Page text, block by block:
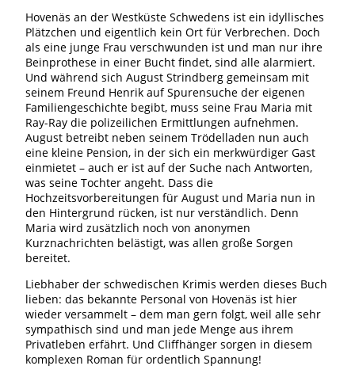
Hovenäs an der Westküste Schwedens ist ein idyllisches
Plätzchen und eigentlich kein Ort für Verbrechen. Doch
als eine junge Frau verschwunden ist und man nur ihre
Beinprothese in einer Bucht findet, sind alle alarmiert.
Und während sich August Strindberg gemeinsam mit
seinem Freund Henrik auf Spurensuche der eigenen
Familiengeschichte begibt, muss seine Frau Maria mit
Ray-Ray die polizeilichen Ermittlungen aufnehmen.
August betreibt neben seinem Trödelladen nun auch
eine kleine Pension, in der sich ein merkwürdiger Gast
einmietet – auch er ist auf der Suche nach Antworten,
was seine Tochter angeht. Dass die
Hochzeitsvorbereitungen für August und Maria nun in
den Hintergrund rücken, ist nur verständlich. Denn
Maria wird zusätzlich noch von anonymen
Kurznachrichten belästigt, was allen große Sorgen
bereitet.
Liebhaber der schwedischen Krimis werden dieses Buch
lieben: das bekannte Personal von Hovenäs ist hier
wieder versammelt – dem man gern folgt, weil alle sehr
sympathisch sind und man jede Menge aus ihrem
Privatleben erfährt. Und Cliffhänger sorgen in diesem
komplexen Roman für ordentlich Spannung!